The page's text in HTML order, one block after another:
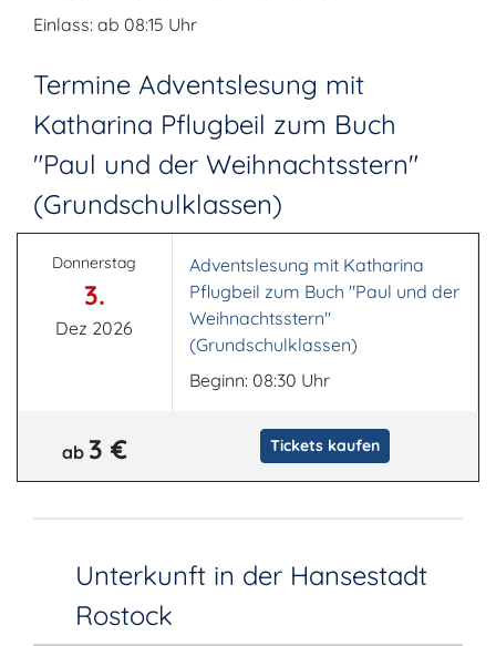
Einlass: ab 08:15 Uhr
Termine Adventslesung mit
Katharina Pflugbeil zum Buch
"Paul und der Weihnachtsstern"
(Grundschulklassen)
Donnerstag
3.
Dez 2026
Adventslesung mit Katharina
Pflugbeil zum Buch "Paul und der
Weihnachtsstern"
(Grundschulklassen)
Beginn: 08:30 Uhr
ab 3 € Tickets kaufen
Unterkunft in der Hansestadt
Rostock